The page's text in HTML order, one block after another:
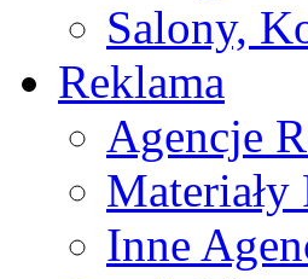
Salony,
Reklama
Agencje
Materiały
Inne